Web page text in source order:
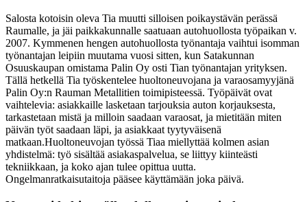
Salosta kotoisin oleva Tia muutti silloisen poikaystävän perässä
Raumalle, ja jäi paikkakunnalle saatuaan autohuollosta työpaikan v.
2007. Kymmenen hengen autohuollosta työnantaja vaihtui isomman
työnantajan leipiin muutama vuosi sitten, kun Satakunnan
Osuuskaupan omistama Palin Oy osti Tian työnantajan yrityksen.
Tällä hetkellä Tia työskentelee huoltoneuvojana ja varaosamyyjänä
Palin Oy:n Rauman Metallitien toimipisteessä. Työpäivät ovat
vaihtelevia: asiakkaille lasketaan tarjouksia auton korjauksesta,
tarkastetaan mistä ja milloin saadaan varaosat, ja mietitään miten
päivän työt saadaan läpi, ja asiakkaat tyytyväisenä
matkaan.Huoltoneuvojan työssä Tiaa miellyttää kolmen asian
yhdistelmä: työ sisältää asiakaspalvelua, se liittyy kiinteästi
tekniikkaan, ja koko ajan tulee opittua uutta.
Ongelmanratkaisutaitoja pääsee käyttämään joka päivä.